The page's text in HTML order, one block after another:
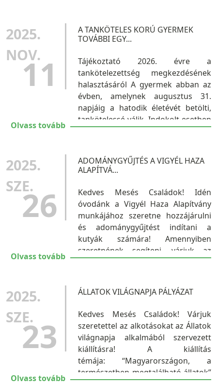
2025.
NOV.
11
A TANKÖTELES KORÚ GYERMEK
TOVÁBBI EGY...
Tájékoztató 2026. évre a
tankötelezettség megkezdésének
halasztásáról A gyermek abban az
évben, amelynek augusztus 31.
napjáig a hatodik életévét betölti,
tankötelessé válik. Indokolt esetben
döntése alapján...
Olvass tovább
2025.
SZE.26
ADOMÁNYGYŰJTÉS A VIGYÉL HAZA
ALAPÍTVÁ...
Kedves Mesés Családok! Idén
óvodánk a Vigyél Haza Alapítvány
munkájához szeretne hozzájárulni
és adománygyűjtést indítani a
kutyák számára! Amennyiben
szeretnének segíteni, várjuk az
...
Olvass tovább
2025.
SZE.23
ÁLLATOK VILÁGNAPJA PÁLYÁZAT
Kedves Mesés Családok! Várjuk
szeretettel az alkotásokat az Állatok
világnapja alkalmából szervezett
kiállításra! A kiállítás
témája: “Magyarországon, a
természetben megtalálható állatok”
Olvass tovább